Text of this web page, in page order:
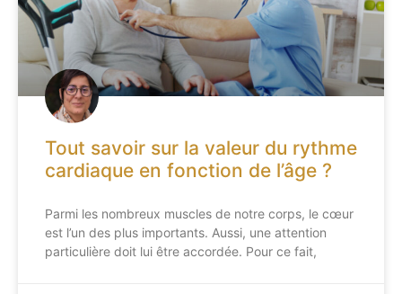
Tout savoir sur la valeur du rythme
cardiaque en fonction de l’âge ?
Parmi les nombreux muscles de notre corps, le cœur
est l’un des plus importants. Aussi, une attention
particulière doit lui être accordée. Pour ce fait,